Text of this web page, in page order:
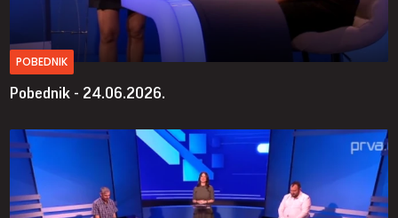
POBEDNIK
Pobednik - 24.06.2026.